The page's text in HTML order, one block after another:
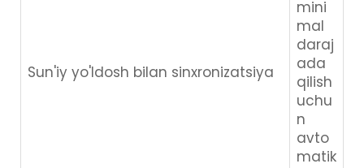
Sun'iy yo'ldosh bilan sinxronizatsiya
mini
mal
daraj
ada
qilish
uchu
n
avto
matik